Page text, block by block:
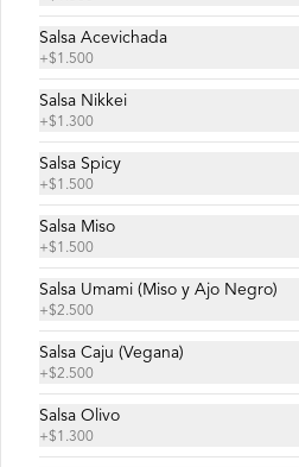
Palta y
Salsa Acevichada
+$1.500
Salsa Nikkei
+$1.300
Salsa Spicy
+$1.500
Salsa Miso
+$1.500
Salsa Umami (Miso y Ajo Negro)
+$2.500
Salsa Caju (Vegana)
+$2.500
Salsa Olivo
+$1.300